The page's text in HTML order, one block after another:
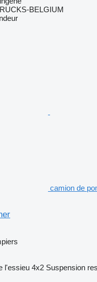
BELGIUM
camion de
l'essieu 4x2 Suspension